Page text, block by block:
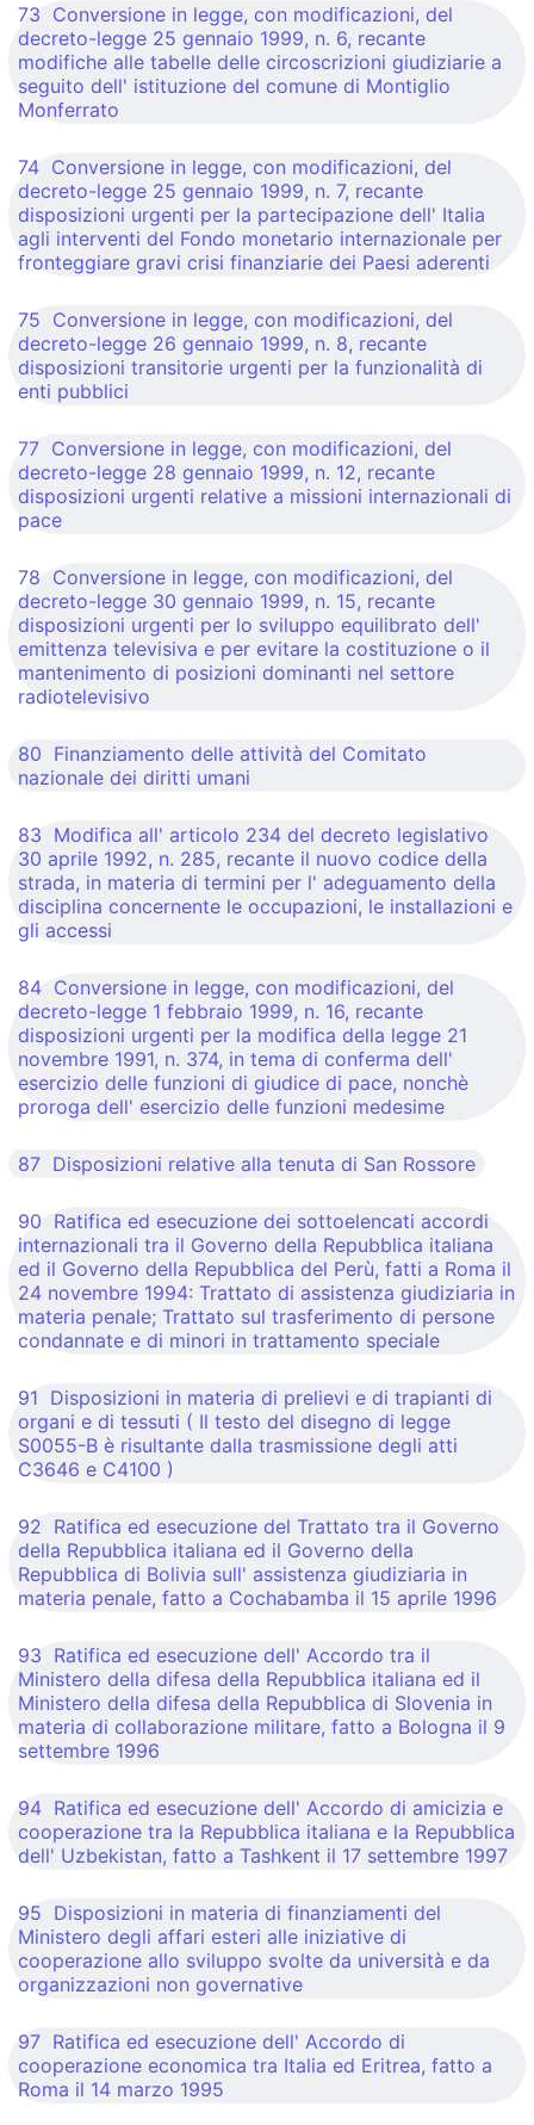
73 Conversione in legge, con modificazioni, del
decreto-legge 25 gennaio 1999, n. 6, recante
modifiche alle tabelle delle circoscrizioni giudiziarie a
seguito dell' istituzione del comune di Montiglio
Monferrato
74 Conversione in legge, con modificazioni, del
decreto-legge 25 gennaio 1999, n. 7, recante
disposizioni urgenti per la partecipazione dell' Italia
agli interventi del Fondo monetario internazionale per
fronteggiare gravi crisi finanziarie dei Paesi aderenti
75 Conversione in legge, con modificazioni, del
decreto-legge 26 gennaio 1999, n. 8, recante
disposizioni transitorie urgenti per la funzionalità di
enti pubblici
77 Conversione in legge, con modificazioni, del
decreto-legge 28 gennaio 1999, n. 12, recante
disposizioni urgenti relative a missioni internazionali di
pace
78 Conversione in legge, con modificazioni, del
decreto-legge 30 gennaio 1999, n. 15, recante
disposizioni urgenti per lo sviluppo equilibrato dell'
emittenza televisiva e per evitare la costituzione o il
mantenimento di posizioni dominanti nel settore
radiotelevisivo
80 Finanziamento delle attività del Comitato
nazionale dei diritti umani
83 Modifica all' articolo 234 del decreto legislativo
30 aprile 1992, n. 285, recante il nuovo codice della
strada, in materia di termini per l' adeguamento della
disciplina concernente le occupazioni, le installazioni e
gli accessi
84 Conversione in legge, con modificazioni, del
decreto-legge 1 febbraio 1999, n. 16, recante
disposizioni urgenti per la modifica della legge 21
novembre 1991, n. 374, in tema di conferma dell'
esercizio delle funzioni di giudice di pace, nonchè
proroga dell' esercizio delle funzioni medesime
87 Disposizioni relative alla tenuta di San Rossore
90 Ratifica ed esecuzione dei sottoelencati accordi
internazionali tra il Governo della Repubblica italiana
ed il Governo della Repubblica del Perù, fatti a Roma il
24 novembre 1994: Trattato di assistenza giudiziaria in
materia penale; Trattato sul trasferimento di persone
condannate e di minori in trattamento speciale
91 Disposizioni in materia di prelievi e di trapianti di
organi e di tessuti ( Il testo del disegno di legge
S0055-B è risultante dalla trasmissione degli atti
C3646 e C4100 )
92 Ratifica ed esecuzione del Trattato tra il Governo
della Repubblica italiana ed il Governo della
Repubblica di Bolivia sull' assistenza giudiziaria in
materia penale, fatto a Cochabamba il 15 aprile 1996
93 Ratifica ed esecuzione dell' Accordo tra il
Ministero della difesa della Repubblica italiana ed il
Ministero della difesa della Repubblica di Slovenia in
materia di collaborazione militare, fatto a Bologna il 9
settembre 1996
94 Ratifica ed esecuzione dell' Accordo di amicizia e
cooperazione tra la Repubblica italiana e la Repubblica
dell' Uzbekistan, fatto a Tashkent il 17 settembre 1997
95 Disposizioni in materia di finanziamenti del
Ministero degli affari esteri alle iniziative di
cooperazione allo sviluppo svolte da università e da
organizzazioni non governative
97 Ratifica ed esecuzione dell' Accordo di
cooperazione economica tra Italia ed Eritrea, fatto a
Roma il 14 marzo 1995